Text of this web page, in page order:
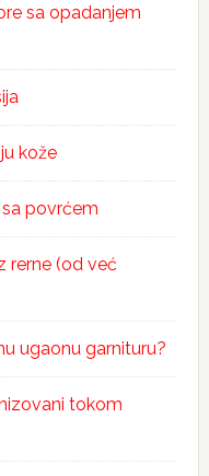
sa opadanjem
kože
povrćem
rerne (od već
ugaonu garnituru?
tokom